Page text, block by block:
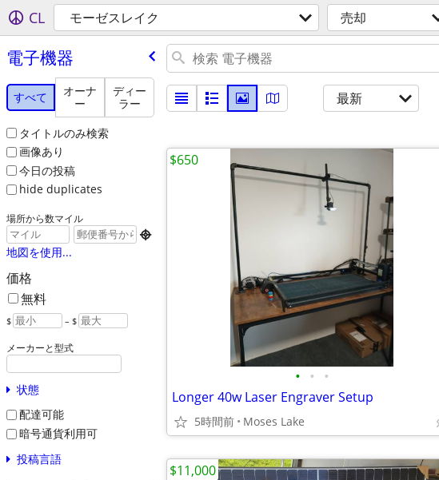
CL モーゼスレイク 売却
電子機器
すべて
オーナ
ー
ディー
ラー
タイトルのみ検索
画像あり
今日の投稿
hide duplicates
場所から数マイル

地図を使用...
価格
無料
$ – $
メーカーと型式
状態
配達可能
暗号通貨利用可
投稿言語
最新
• • •
Longer 40w Laser Engraver Setup
5時間前 Moses Lake
$650
$11,000